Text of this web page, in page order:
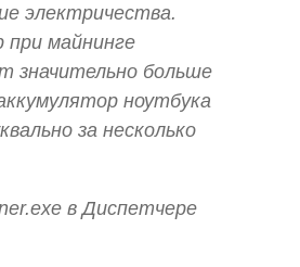
электричества.
майнинге
значительно больше
ноутбука
за несколько
в Диспетчере